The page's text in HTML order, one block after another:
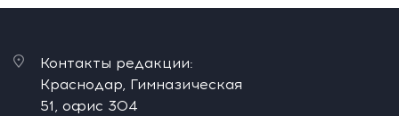
Контакты редакции:
Краснодар, Гимназическая
51, офис 304